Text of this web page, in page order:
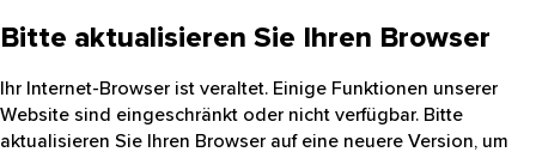
Bitte aktualisieren Sie Ihren Browser
Ihr Internet-Browser ist veraltet. Einige Funktionen unserer
Website sind eingeschränkt oder nicht verfügbar. Bitte
aktualisieren Sie Ihren Browser auf eine neuere Version, um